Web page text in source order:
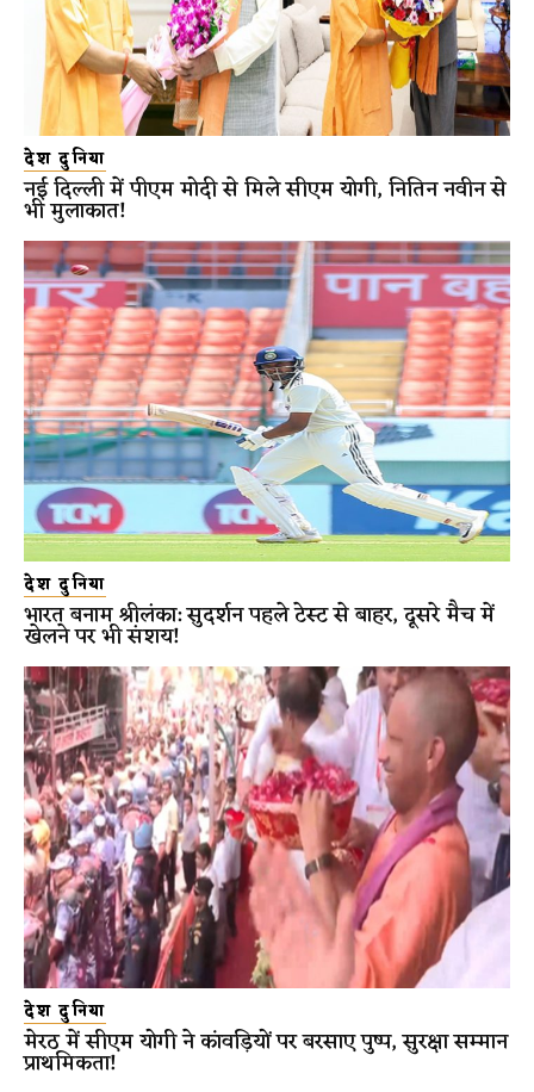
देश दुनिया
नई दिल्ली में पीएम मोदी से मिले सीएम योगी, नितिन नवीन से
भी मुलाकात!
देश दुनिया
भारत बनाम श्रीलंका: सुदर्शन पहले टेस्ट से बाहर, दूसरे मैच में
खेलने पर भी संशय!
देश दुनिया
मेरठ में सीएम योगी ने कांवड़ियों पर बरसाए पुष्प, सुरक्षा सम्मान
प्राथमिकता!